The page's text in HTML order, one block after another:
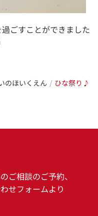
ごすことができました
のほいくえん ひな祭り♪
ご相談のご予約、
せフォームより